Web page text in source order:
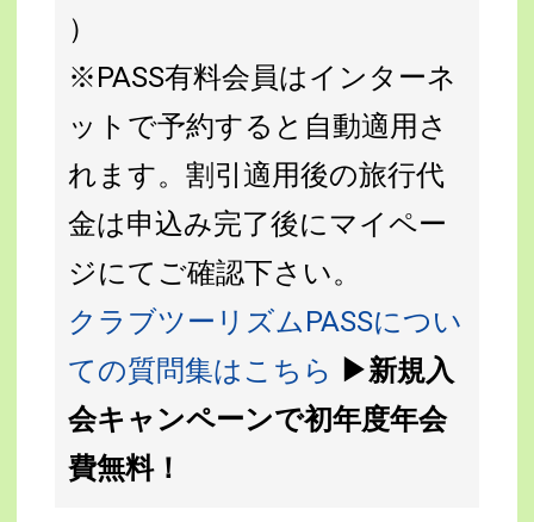
）
※PASS有料会員はインターネ
ットで予約すると自動適用さ
れます。割引適用後の旅行代
金は申込み完了後にマイペー
ジにてご確認下さい。
クラブツーリズムPASSについ
ての質問集はこちら ▶新規入
会キャンペーンで初年度年会
費無料！